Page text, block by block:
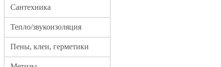
Сантехника
Тепло/звукоизоляция
Пены, клеи, герметики